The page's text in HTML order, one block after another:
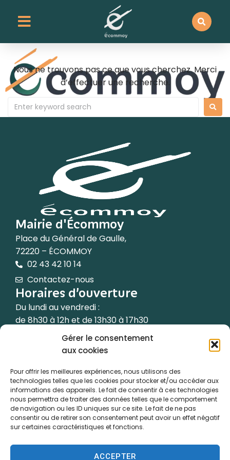
Gérer le consentement
aux cookies
Pour offrir les meilleures expériences, nous utilisons des
technologies telles que les cookies pour stocker et/ou accéder aux
informations des appareils. Le fait de consentir à ces technologies
nous permettra de traiter des données telles que le comportement
de navigation ou les ID uniques sur ce site. Le fait de ne pas
consentir ou de retirer son consentement peut avoir un effet négatif
sur certaines caractéristiques et fonctions.
ACCEPTER
Rien de trouvé
Nous ne trouvons pas ce que vous cherchez. Merci
d’effectuer une recherche.
Mairie d'Écommoy
Place du Général de Gaulle,
72220 – ÉCOMMOY
02 43 42 10 14
Contactez-nous
Horaires d’ouverture
Du lundi au vendredi :
de 8h30 à 12h et de 13h30 à 17h30
Le samedi de 9h à 12h
Accessibilité
Plan du site
Confidentialité